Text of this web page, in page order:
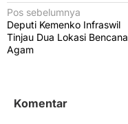
N
a
v
a
Pos sebelumnya
Deputi Kemenko Infraswil
Tinjau Dua Lokasi Bencana
Agam
Komentar